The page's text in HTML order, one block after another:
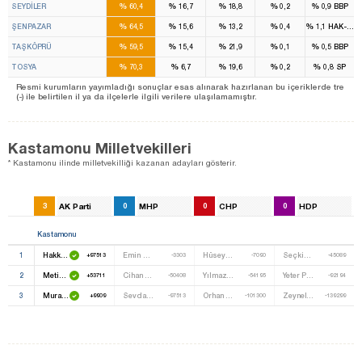
SEYDİLER %60,4 % 16,7 %18,8 %0,2 %0,9BBP
ŞENPAZAR %64,5 % 15,6 %13,2 %0,4 %1,1HAK-PAR
TAŞKÖPRÜ %59,5 % 15,4 %21,9 %0,1 %0,5BBP
TOSYA %70,3 %6,7 %19,6 %0,2 % 0,8 SP
Resmi kurumların yayımladığı sonuçlar esas alınarak hazırlanan bu içeriklerde tre
(-) ile belirtilen il ya da ilçelerle ilgili verilere ulaşılamamıştır.
Kastamonu Milletvekilleri
* Kastamonu ilinde milletvekilliği kazanan adayları gösterir.
3 AK Parti 0 MHP 0 CHP 0 HDP
Kastamonu
1 Hakkı Köylü +97513 -3303 Hüseyin Selami Çelebioğlu -7090 -45089
2 +53711 -50408 -54195 -92194
3 Murat Demir +9909 Sevda Saydam Irgin -97513 -101300 -139299